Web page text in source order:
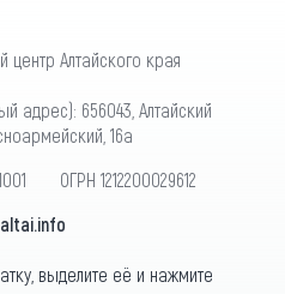
Алтайского края
адрес): 656043, Алтайский
16а
ОГРН 1212200029612
выделите её и нажмите